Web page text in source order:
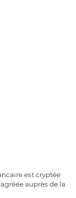
est cryptée
auprès de la